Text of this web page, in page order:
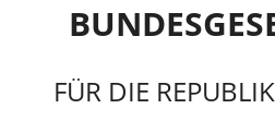
FÜR DIE